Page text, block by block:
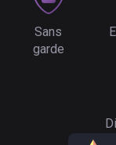
Sans
garde